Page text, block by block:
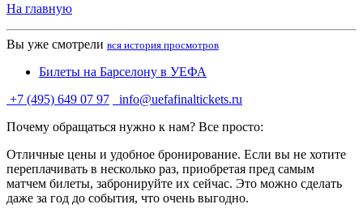
На главную
Вы уже смотрели вся история просмотров
Билеты на Барселону в УЕФА
+7 (495) 649 07 97
info@uefafinaltickets.ru
Почему обращаться нужно к нам? Все просто:
Отличные цены и удобное бронирование. Если вы не хотите
переплачивать в несколько раз, приобретая пред самым
матчем билеты, забронируйте их сейчас. Это можно сделать
даже за год до события, что очень выгодно.